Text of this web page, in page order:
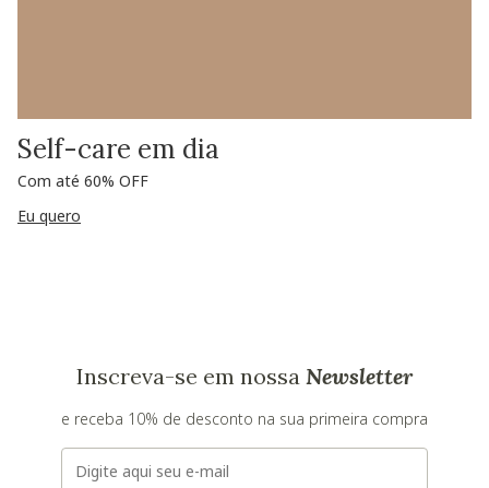
Self-care em dia
Com até 60% OFF
Eu quero
Inscreva-se em nossa Newsletter
e receba 10% de desconto na sua primeira compra
E-mail